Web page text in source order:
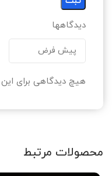
دیدگاهها
هیچ دیدگاهی برای
محصولات مرتبط